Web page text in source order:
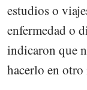
estudios o
enfermedad o
indicaron que
hacerlo en